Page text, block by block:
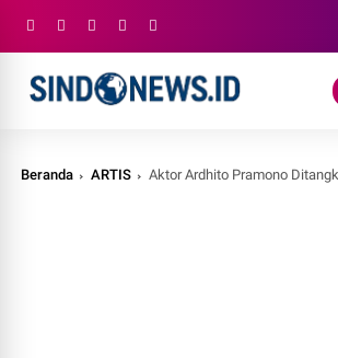
Beranda ARTIS Aktor Ardhito Pramono Ditangkap